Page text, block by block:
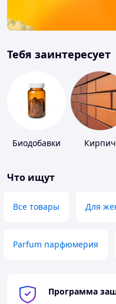
Тебя заинтересует
Биодобавки Кирпич
Что ищут
Все товары Для
Parfum парфюмерия
Программа